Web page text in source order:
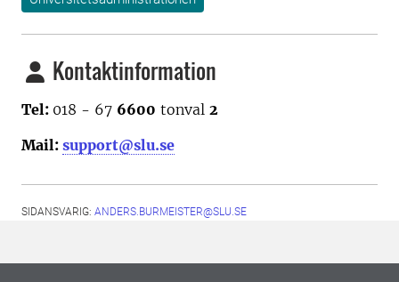
Kontaktinformation
Tel: 018 - 67 6600 tonval 2
Mail: support@slu.se
SIDANSVARIG: ANDERS.BURMEISTER@SLU.SE